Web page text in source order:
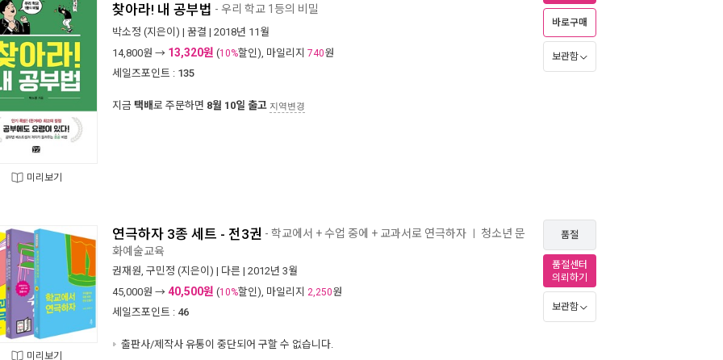
미리보기
찾아라! 내 공부법 - 우리 학교 1등의 비밀
박소정 (지은이) | 꿈결 | 2018년 11월
14,800원 → 13,320원 (10%할인), 마일리지 740원
세일즈포인트 : 135
지금 택배로 주문하면 8월 10일 출고 지역변경
바로구매
보관함
미리보기
연극하자 3종 세트 - 전3권 - 학교에서 + 수업 중에 + 교과서로 연극하자 청소년 문
화예술교육
권재원, 구민정 (지은이) | 다른 | 2012년 3월
45,000원 → 40,500원 (10%할인), 마일리지 2,250원
세일즈포인트 : 46
출판사/제작사 유통이 중단되어 구할 수 없습니다.
품절
품절센터
의뢰하기
보관함